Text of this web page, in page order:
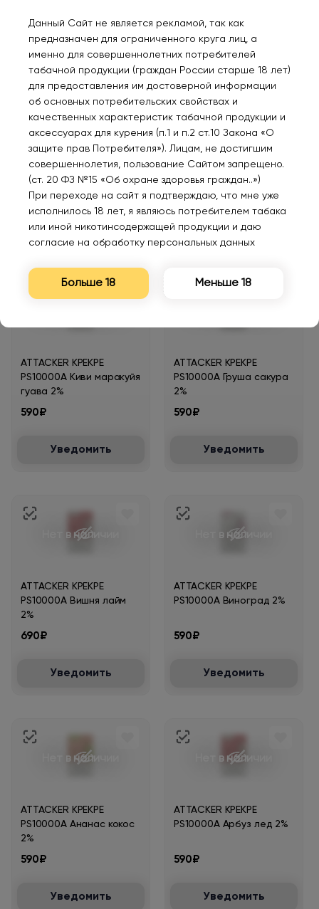
Нет в наличии
ATTACKER KPEKPE
PS10000A Кола ваниль
2%
590₽
Уведомить
Нет в наличии
PS10000A Клубника лед
2%
Уведомить
ATTACKER KPEKPE
PS10000A Киви маракуйя
гуава 2%
590₽
Уведомить
ATTACKER KPEKPE
PS10000A Груша сакура
2%
590₽
Уведомить
Нет в наличии
ATTACKER KPEKPE
PS10000A Вишня лайм
2%
690₽
Уведомить
Нет в наличии
ATTACKER KPEKPE
PS10000A Виноград 2%
590₽
Уведомить
Нет в наличии
ATTACKER KPEKPE
PS10000A Ананас кокос
2%
590₽
Уведомить
Нет в наличии
ATTACKER KPEKPE
PS10000A Арбуз лед 2%
590₽
Уведомить
Данный Сайт не является рекламой, так как
предназначен для ограниченного круга лиц, а
именно для совершеннолетних потребителей
табачной продукции (граждан России старше 18 лет)
для предоставления им достоверной информации
об основных потребительских свойствах и
качественных характеристик табачной продукции и
аксессуарах для курения (п.1 и п.2 ст.10 Закона «О
защите прав Потребителя»). Лицам, не достигшим
совершеннолетия, пользование Сайтом запрещено.
(ст. 20 ФЗ №15 «Об охране здоровья граждан..»)
При переходе на сайт я подтверждаю, что мне уже
исполнилось 18 лет, я являюсь потребителем табака
или иной никотинсодержащей продукции и даю
согласие на обработку персональных данных
Больше 18 Меньше 18